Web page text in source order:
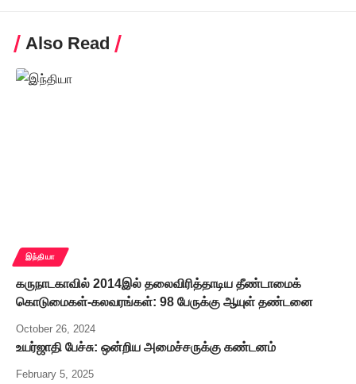
Also Read
இந்தியா
கருநாடகாவில் 2014இல் தலைவிரித்தாடிய தீண்டாமைக்
கொடுமைகள்-கலவரங்கள்: 98 பேருக்கு ஆயுள் தண்டனை
October 26, 2024
உயர்ஜாதி பேச்சு: ஒன்றிய அமைச்சருக்கு கண்டனம்
February 5, 2025